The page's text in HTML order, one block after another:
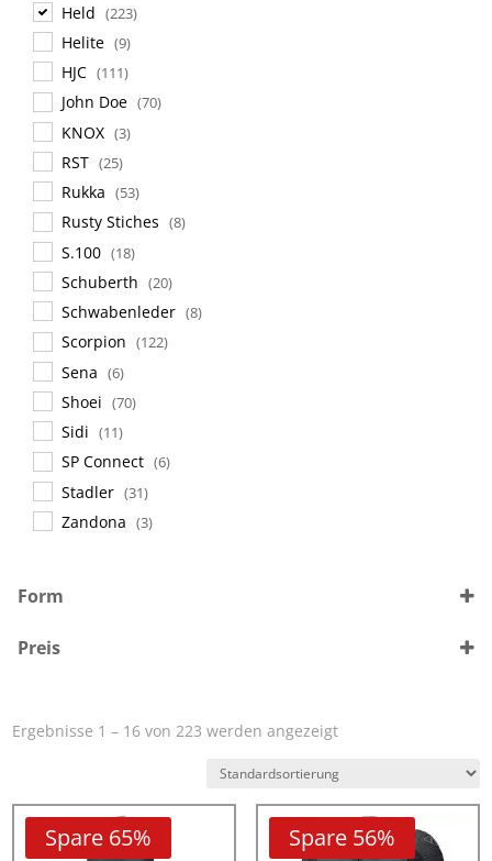
Held (223)
Helite (9)
HJC (111)
John Doe (70)
KNOX (3)
RST (25)
Rukka (53)
Rusty Stiches (8)
S.100 (18)
Schuberth (20)
Schwabenleder (8)
Scorpion (122)
Sena (6)
Shoei (70)
Sidi (11)
SP Connect (6)
Stadler (31)
Zandona (3)
Form
Preis
Ergebnisse 1 – 16 von 223 werden angezeigt
Spare 65% Spare 56%